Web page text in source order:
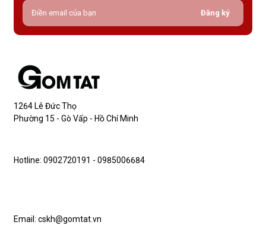
Đăng ký
1264 Lê Đức Thọ
Phường 15 - Gò Vấp - Hồ Chí Minh
Hotline: 0902720191 - 0985006684
Email: cskh@gomtat.vn